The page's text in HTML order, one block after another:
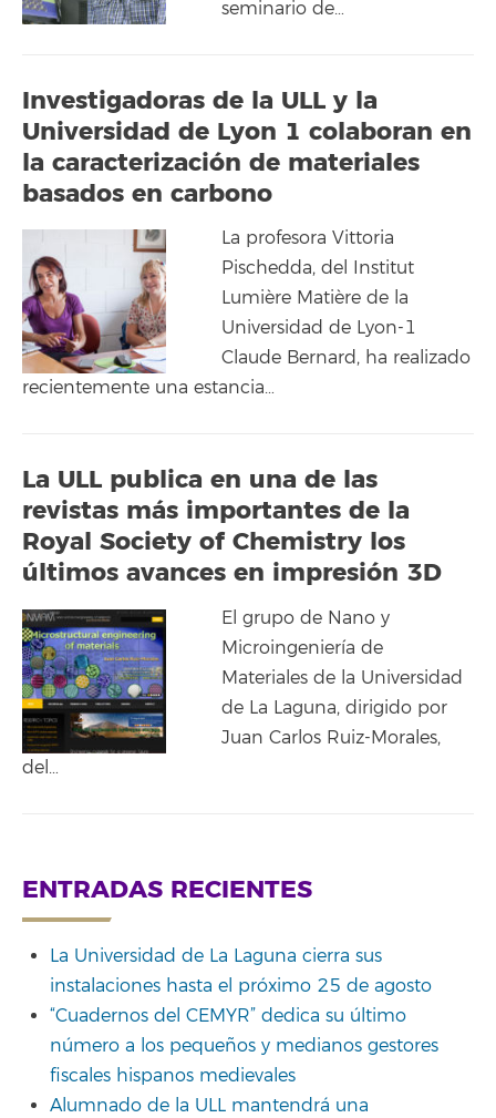
seminario de…
Investigadoras de la ULL y la
Universidad de Lyon 1 colaboran en
la caracterización de materiales
basados en carbono
La profesora Vittoria
Pischedda, del Institut
Lumière Matière de la
Universidad de Lyon-1
Claude Bernard, ha realizado
recientemente una estancia…
La ULL publica en una de las
revistas más importantes de la
Royal Society of Chemistry los
últimos avances en impresión 3D
El grupo de Nano y
Microingeniería de
Materiales de la Universidad
de La Laguna, dirigido por
Juan Carlos Ruiz-Morales,
del…
ENTRADAS RECIENTES
La Universidad de La Laguna cierra sus
instalaciones hasta el próximo 25 de agosto
“Cuadernos del CEMYR” dedica su último
número a los pequeños y medianos gestores
fiscales hispanos medievales
Alumnado de la ULL mantendrá una